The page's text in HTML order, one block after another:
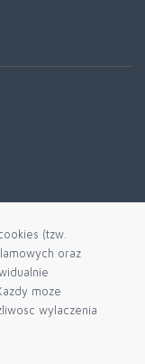
(tzw.
oraz
moze
wylaczenia